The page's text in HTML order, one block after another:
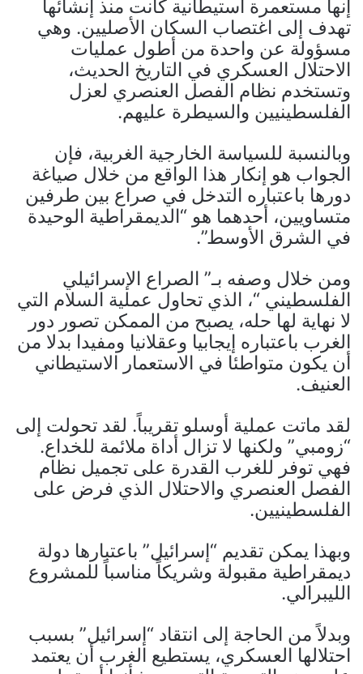
إنها مستعمرة استيطانية كانت منذ إنشائها
تهدف إلى اغتصاب السكان الأصليين. وهي
مسؤولة عن واحدة من أطول عمليات
الاحتلال العسكري في التاريخ الحديث،
وتستخدم نظام الفصل العنصري لعزل
الفلسطينيين والسيطرة عليهم.
وبالنسبة للسياسة الخارجية الغربية، فإن
الجواب هو إنكار هذا الواقع من خلال صياغة
دورها باعتباره التدخل في صراع بين طرفين
متساويين، أحدهما هو “الديمقراطية الوحيدة
في الشرق الأوسط”.
ومن خلال وصفه بـ” الصراع الإسرائيلي
الفلسطيني “، الذي تحاول عملية السلام التي
لا نهاية لها حله، يصبح من الممكن تصور دور
الغرب باعتباره إيجابيا وعقلانيا ومفيدا بدلا من
أن يكون متواطئا في الاستعمار الاستيطاني
العنيف.
لقد ماتت عملية أوسلو تقريباً. لقد تحولت إلى
“زومبي” ولكنها لا تزال أداة ملائمة للخداع.
فهي توفر للغرب القدرة على تجميل نظام
الفصل العنصري والاحتلال الذي فرض على
الفلسطينيين.
وبهذا يمكن تقديم “إسرائيل” باعتبارها دولة
ديمقراطية مقبولة وشريكاً مناسباً للمشروع
الليبرالي.
وبدلاً من الحاجة إلى انتقاد “إسرائيل” بسبب
احتلالها العسكري، يستطيع الغرب أن يعتمد